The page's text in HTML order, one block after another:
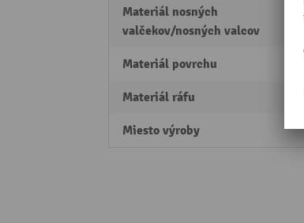
Materiál nosných
valčekov/nosných valcov
Materiál povrchu
Materiál ráfu
Miesto výroby